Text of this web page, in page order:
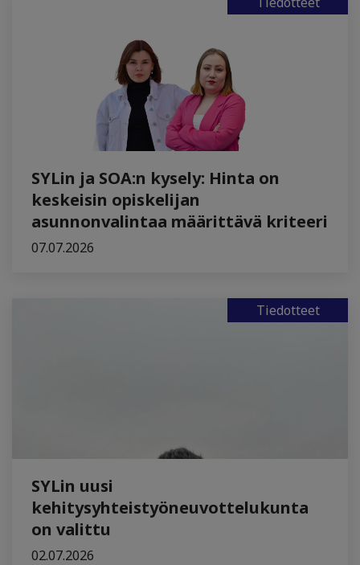
SYLin ja SOA:n kysely: Hinta on
keskeisin opiskelijan
asunnonvalintaa määrittävä kriteeri
07.07.2026
Tiedotteet
SYLin uusi
kehitysyhteistyöneuvottelukunta
on valittu
02.07.2026